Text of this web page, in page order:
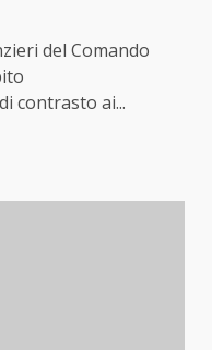
del Comando
contrasto ai...